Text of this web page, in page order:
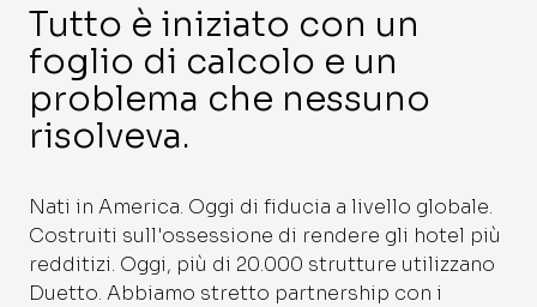
Tutto è iniziato con un
foglio di calcolo e un
problema che nessuno
risolveva.
Nati in America. Oggi di fiducia a livello globale.
Costruiti sull'ossessione di rendere gli hotel più
redditizi. Oggi, più di 20.000 strutture utilizzano
Duetto. Abbiamo stretto partnership con i